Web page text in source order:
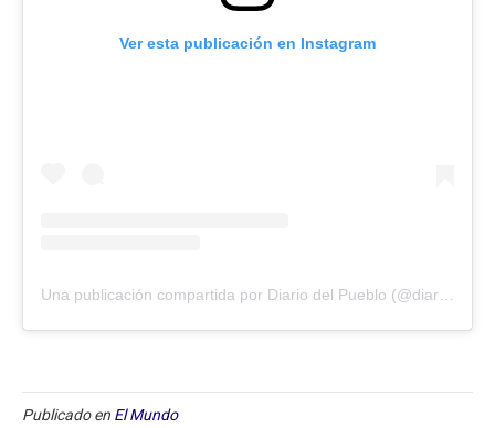
Ver esta publicación en Instagram
Publicado en El Mundo